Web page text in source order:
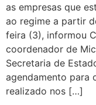
as empresas que
ao regime a partir
feira (3), informou
coordenador de
Secretaria de
agendamento para
realizado nos […]